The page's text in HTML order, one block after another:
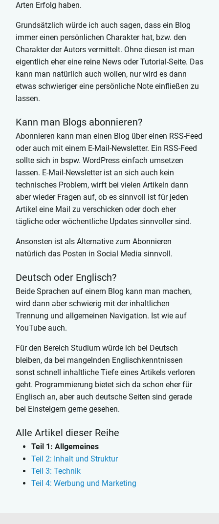
Arten Erfolg haben.
Grundsätzlich würde ich auch sagen, dass ein Blog
immer einen persönlichen Charakter hat, bzw. den
Charakter der Autors vermittelt. Ohne diesen ist man
eigentlich eher eine reine News oder Tutorial-Seite. Das
kann man natürlich auch wollen, nur wird es dann
etwas schwieriger eine persönliche Note einfließen zu
lassen.
Kann man Blogs abonnieren?
Abonnieren kann man einen Blog über einen RSS-Feed
oder auch mit einem E-Mail-Newsletter. Ein RSS-Feed
sollte sich in bspw. WordPress einfach umsetzen
lassen. E-Mail-Newsletter ist an sich auch kein
technisches Problem, wirft bei vielen Artikeln dann
aber wieder Fragen auf, ob es sinnvoll ist für jeden
Artikel eine Mail zu verschicken oder doch eher
tägliche oder wöchentliche Updates sinnvoller sind.
Ansonsten ist als Alternative zum Abonnieren
natürlich das Posten in Social Media sinnvoll.
Deutsch oder Englisch?
Beide Sprachen auf einem Blog kann man machen,
wird dann aber schwierig mit der inhaltlichen
Trennung und allgemeinen Navigation. Ist wie auf
YouTube auch.
Für den Bereich Studium würde ich bei Deutsch
bleiben, da bei mangelnden Englischkenntnissen
sonst schnell inhaltliche Tiefe eines Artikels verloren
geht. Programmierung bietet sich da schon eher für
Englisch an, aber auch deutsche Seiten sind gerade
bei Einsteigern gerne gesehen.
Alle Artikel dieser Reihe
Teil 1: Allgemeines
Teil 2: Inhalt und Struktur
Teil 3: Technik
Teil 4: Werbung und Marketing